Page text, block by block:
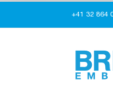
content
+41 32 864